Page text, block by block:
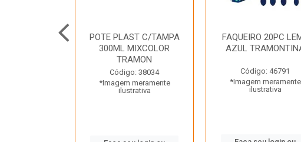
POTE PLAST C/TAMPA
300ML MIXCOLOR
TRAMON
Código: 38034
*Imagem meramente
ilustrativa
FAQUEIRO 20PC
AZUL
Código: 46791
*Imagem meramente
ilustrativa